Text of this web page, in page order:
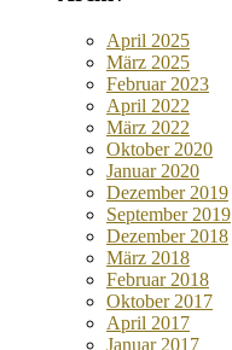
April 2025
März 2025
Februar 2023
April 2022
März 2022
Oktober 2020
Januar 2020
Dezember 2019
September 2019
Dezember 2018
März 2018
Februar 2018
Oktober 2017
April 2017
Januar 2017